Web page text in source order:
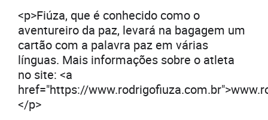
<p>Fiúza, que é conhecido como o
aventureiro da paz, levará na bagagem um
cartão com a palavra paz em várias
línguas. Mais informações sobre o atleta
no site: <a
href="https://
</p>